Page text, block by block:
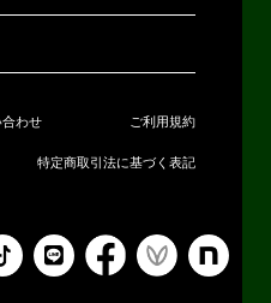
わせ ご利用規約
特定商取引法に基づく表記